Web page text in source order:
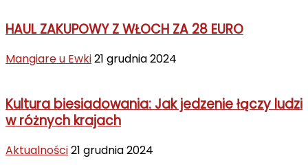
HAUL ZAKUPOWY Z WŁOCH ZA 28 EURO
Mangiare u Ewki21 grudnia 2024
Kultura biesiadowania: Jak jedzenie łączy ludzi
w różnych krajach
Aktualności21 grudnia 2024